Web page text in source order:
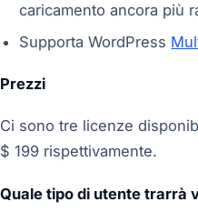
caricamento ancora più
Supporta WordPress
Prezzi
Ci sono tre licenze
$ 199 rispettivamente.
Quale tipo di utente trarrà